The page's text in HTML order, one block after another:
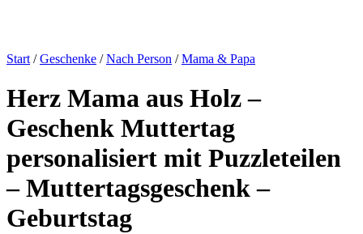
Start / Geschenke / Nach Person / Mama & Papa
Herz Mama aus Holz –
Geschenk Muttertag
personalisiert mit Puzzleteilen
– Muttertagsgeschenk –
Geburtstag